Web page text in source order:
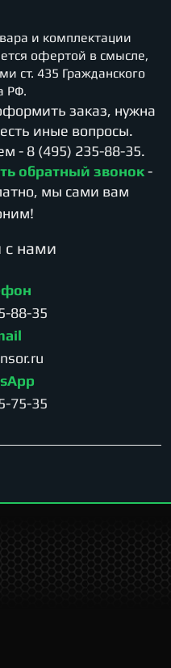
и комплектации
офертой в смысле,
ст. 435 Гражданского
РФ.
заказ, нужна
иные вопросы.
- 8 (495) 235-88-35.
обратный звонок -
мы сами вам
с нами
88-35
75-35